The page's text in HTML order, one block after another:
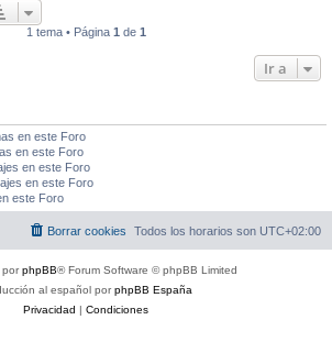
1 tema • Página 1 de 1
Ir a
en este Foro
en este Foro
en este Foro
en este Foro
este Foro
Todos los horarios son UTC+02:00
Borrar cookies
porphpBB® Forum Software © phpBB Limited
al español porphpBB España
Privacidad | Condiciones